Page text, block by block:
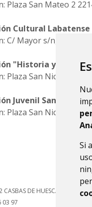
Si
Plaza San Mateo 2
Cultural Labatense
C/ Mayor s/n, 22142
"Historia y Vida al
Plaza San Nicolás 2,
Juvenil San Nicolás
Plaza San Nicolás 2,
CASBAS DE HUESCA (HUESCA) -
03 97